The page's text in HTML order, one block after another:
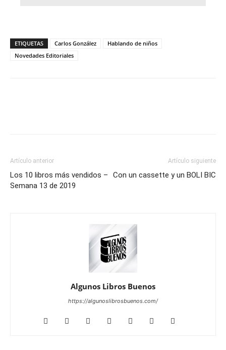
ETIQUETAS Carlos González
Hablando de niños
Novedades Editoriales
Artículo anterior
Los 10 libros más vendidos –
Semana 13 de 2019
Artículo siguiente
Con un cassette y un BOLI BIC
Algunos Libros Buenos
https://algunoslibrosbuenos.com/